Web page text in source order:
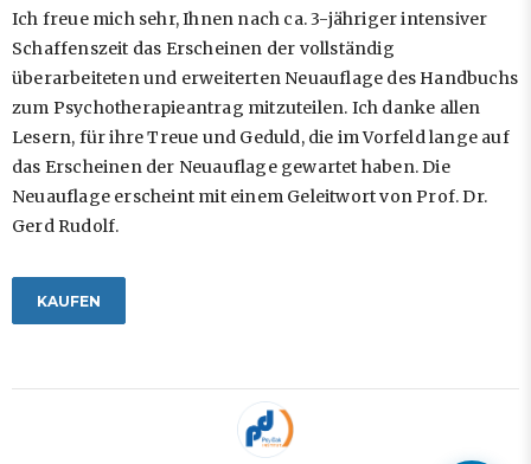
Ich freue mich sehr, Ihnen nach ca. 3-jähriger intensiver
Schaffenszeit das Erscheinen der vollständig
überarbeiteten und erweiterten Neuauflage des Handbuchs
zum Psychotherapieantrag mitzuteilen. Ich danke allen
Lesern, für ihre Treue und Geduld, die im Vorfeld lange auf
das Erscheinen der Neuauflage gewartet haben. Die
Neuauflage erscheint mit einem Geleitwort von Prof. Dr.
Gerd Rudolf.
KAUFEN